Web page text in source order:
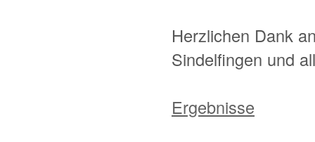
Herzlichen Dank
Sindelfingen und
Ergebnisse